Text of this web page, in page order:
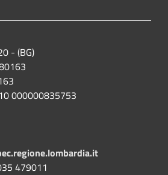
- (BG)
000000835753
479011